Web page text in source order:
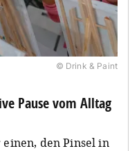
© Drink & Paint
Pause vom Alltag
den Pinsel in